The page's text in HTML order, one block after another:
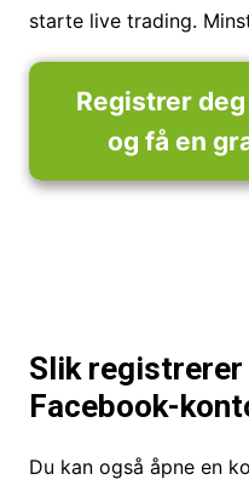
starte live trading.
Registrer
og få en
Slik registrerer
Facebook-
Du kan også åpne en